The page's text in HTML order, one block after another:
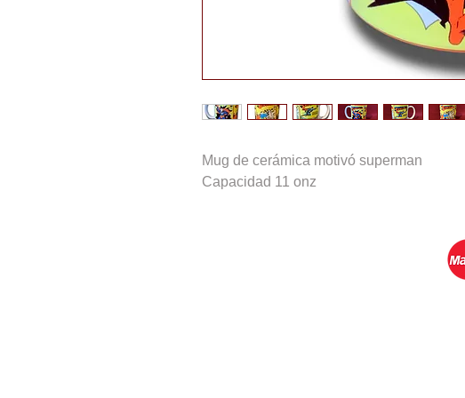
Mug de cerámica motivó superman
Capacidad 11 onz